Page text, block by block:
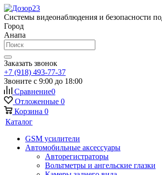
Системы видеонаблюдения и безопасности
Город
Анапа
Заказать звонок
+7 (918) 493-77-37
Звоните с 9:00 до 18:00
Сравнение0
Отложенные 0
Корзина 0
Каталог
GSM усилители
Автомобильные аксессуары
Авторегистраторы
Вольтметры и ангельские глазки